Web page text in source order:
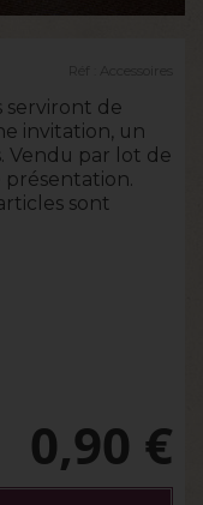
serviront de
invitation, un
Vendu par lot de
présentation.
sont
0,90 €